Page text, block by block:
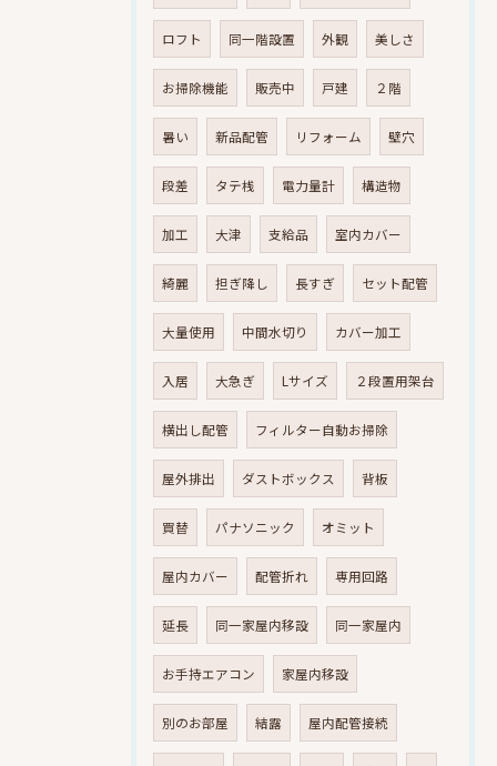
ロフト 同一階設置 外観 美しさ
お掃除機能 販売中 戸建 ２階
暑い 新品配管 リフォーム 壁穴
段差 タテ桟 電力量計 構造物
加工 大津 支給品 室内カバー
綺麗 担ぎ降し 長すぎ セット配管
大量使用 中間水切り カバー加工
入居 大急ぎ Lサイズ ２段置用架台
横出し配管 フィルター自動お掃除
屋外排出 ダストボックス 背板
買替 パナソニック オミット
屋内カバー 配管折れ 専用回路
延長 同一家屋内移設 同一家屋内
お手持エアコン 家屋内移設
別のお部屋 結露 屋内配管接続